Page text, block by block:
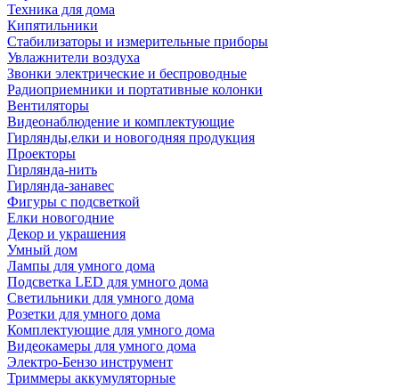
Техника для дома
Кипятильники
Стабилизаторы и измерительные приборы
Увлажнители воздуха
Звонки электрические и беспроводные
Радиоприемники и портативные колонки
Вентиляторы
Видеонаблюдение и комплектующие
Гирлянды,елки и новогодняя продукция
Проекторы
Гирлянда-нить
Гирлянда-занавес
Фигуры с подсветкой
Елки новогодние
Декор и украшения
Умный дом
Лампы для умного дома
Подсветка LED для умного дома
Светильники для умного дома
Розетки для умного дома
Комплектующие для умного дома
Видеокамеры для умного дома
Электро-Бензо инструмент
Триммеры аккумуляторные